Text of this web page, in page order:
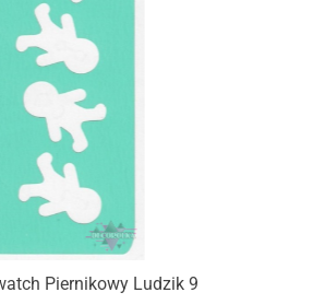
Piernikowy Ludzik 9